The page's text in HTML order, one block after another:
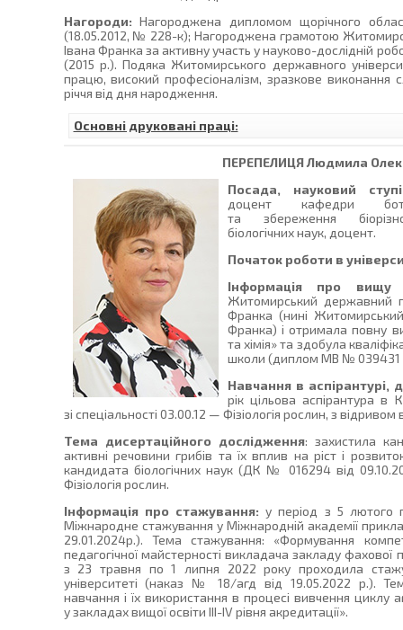
Нагороди: Нагороджена дипломом щорічного
(18.05.2012, № 228-к); Нагороджена грамотою
Івана Франка за активну участь у науково-дослідній
(2015 р.). Подяка Житомирського державного
працю, високий професіоналізм, зразкове виконання
річчя від дня народження.
Основні друковані праці:
ПЕРЕПЕЛИЦЯЛюдмила
Посада, науковий
доцент кафедри
та збереження
біологічних наук, доцент.
Початок роботи в
Інформація про вищу
Житомирський державний
Франка (нині
Франка) і отримала повну
та хімія» та здобула
школи (диплом МВ № 039431
Навчання в аспірантурі,
рік цільова аспірантура в
зі спеціальності 03.00.12 — Фізіологія рослин, з
Тема дисертаційного дослідження: захистила
активні речовини грибів та їх вплив на ріст і
кандидата біологічних наук (ДК № 016294 від
Фізіологія рослин.
Інформація про стажування: у період з 5 лютого
Міжнародне стажування у Міжнародній академії
29.01.2024р.). Тема стажування: «Формування
педагогічної майстерності викладача закладу
з 23 травня по 1 липня 2022 року проходила
університеті (наказ № 18/агд від 19.05.2022 р.).
навчання і їх використання в процесі вивчення циклу
у закладах вищої освіти ІІІ-ІV рівня акредитації».